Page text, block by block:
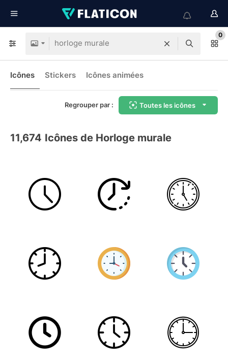
0
Icônes Stickers Icônes animées
Regrouper par : Toutes les icônes
11,674 Icônes de Horloge murale